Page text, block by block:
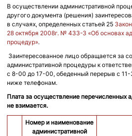
В осуществлении административной
другого документа (решения)
в случаях, определенных статьей 25
28 октября 2008г. № 433-З «Об основах
процедур».
Заинтересованное лицо обращается за
административной процедуры к
с 8-00 до 17-00, обеденный перерыв с
ниже телефонам.
Плата за осуществление перечисленных
не взимается.
Номер и наименование
административной